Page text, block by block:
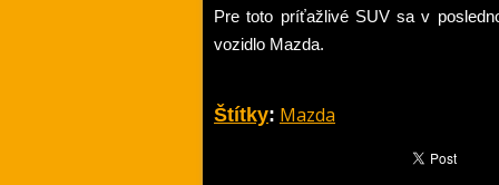
Pre toto príťažlivé SUV sa v
vozidlo Mazda.
Štítky: Mazda